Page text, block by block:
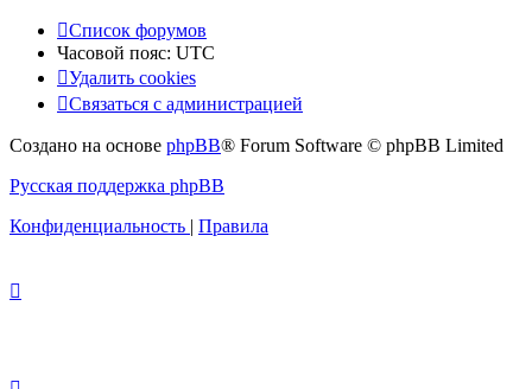
Список форумов
Часовой пояс: UTC
Удалить cookies
Связаться с администрацией
Создано на основе phpBB® Forum Software © phpBB Limited
Русская поддержка phpBB
Конфиденциальность
Правила